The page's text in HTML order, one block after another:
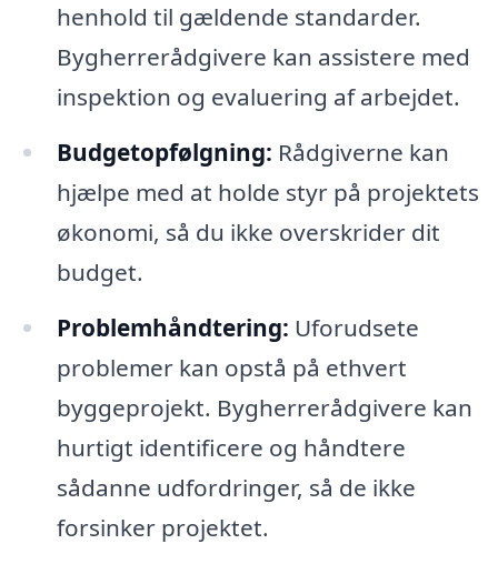
henhold til gældende standarder.
Bygherrerådgivere kan assistere med
inspektion og evaluering af arbejdet.
Budgetopfølgning: Rådgiverne kan
hjælpe med at holde styr på projektets
økonomi, så du ikke overskrider dit
budget.
Problemhåndtering: Uforudsete
problemer kan opstå på ethvert
byggeprojekt. Bygherrerådgivere kan
hurtigt identificere og håndtere
sådanne udfordringer, så de ikke
forsinker projektet.